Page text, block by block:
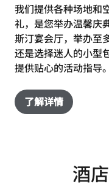
我们提供各种场地和
礼，是您举办温馨庆
斯汀宴会厅，举办至
还是选择迷人的小型
提供贴心的活动指导。
了解详情
酒